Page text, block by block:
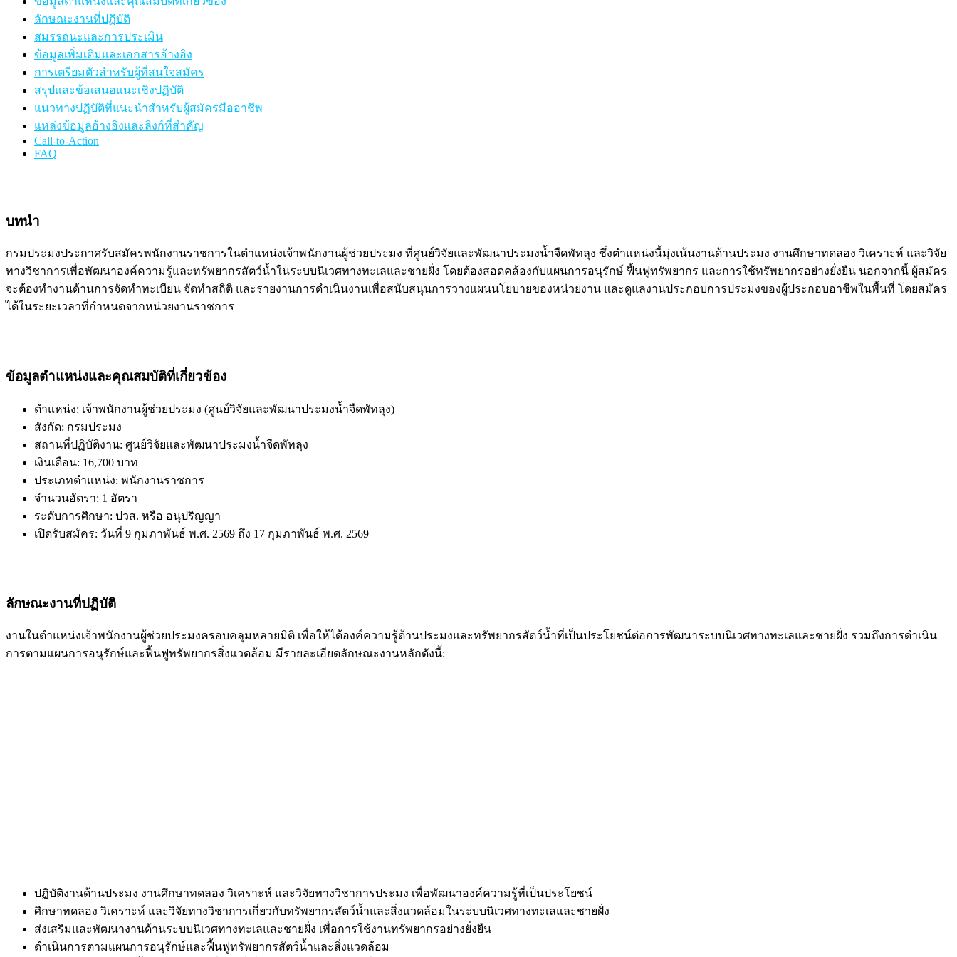
ลักษณะงานที่ปฏิบัติ
สมรรถนะและการประเมิน
ข้อมูลเพิ่มเติมและเอกสารอ้างอิง
การเตรียมตัวสำหรับผู้ที่สนใจสมัคร
สรุปและข้อเสนอแนะเชิงปฏิบัติ
แนวทางปฏิบัติที่แนะนำสำหรับผู้สมัครมืออาชีพ
แหล่งข้อมูลอ้างอิงและลิงก์ที่สำคัญ
Call-to-Action
FAQ
บทนำ
กรมประมงประกาศรับสมัครพนักงานราชการในตำแหน่งเจ้าพนักงานผู้ช่วยประมง ที่ศูนย์วิจัยและพัฒนาประมงน้ำจืดพัทลุง ซึ่งตำแหน่งนี้มุ่งเน้นงานด้านประมง งานศึกษาทดลอง วิเคราะห์ และวิจัย
ทางวิชาการเพื่อพัฒนาองค์ความรู้และทรัพยากรสัตว์น้ำในระบบนิเวศทางทะเลและชายฝั่ง โดยต้องสอดคล้องกับแผนการอนุรักษ์ ฟื้นฟูทรัพยากร และการใช้ทรัพยากรอย่างยั่งยืน นอกจากนี้ ผู้สมัคร
จะต้องทำงานด้านการจัดทำทะเบียน จัดทำสถิติ และรายงานการดำเนินงานเพื่อสนับสนุนการวางแผนนโยบายของหน่วยงาน และดูแลงานประกอบการประมงของผู้ประกอบอาชีพในพื้นที่ โดยสมัคร
ได้ในระยะเวลาที่กำหนดจากหน่วยงานราชการ
ข้อมูลตำแหน่งและคุณสมบัติที่เกี่ยวข้อง
ตำแหน่ง: เจ้าพนักงานผู้ช่วยประมง (ศูนย์วิจัยและพัฒนาประมงน้ำจืดพัทลุง)
สังกัด: กรมประมง
สถานที่ปฏิบัติงาน: ศูนย์วิจัยและพัฒนาประมงน้ำจืดพัทลุง
เงินเดือน: 16,700 บาท
ประเภทตำแหน่ง: พนักงานราชการ
จำนวนอัตรา: 1 อัตรา
ระดับการศึกษา: ปวส. หรือ อนุปริญญา
เปิดรับสมัคร: วันที่ 9 กุมภาพันธ์ พ.ศ. 2569 ถึง 17 กุมภาพันธ์ พ.ศ. 2569
ลักษณะงานที่ปฏิบัติ
งานในตำแหน่งเจ้าพนักงานผู้ช่วยประมงครอบคลุมหลายมิติ เพื่อให้ได้องค์ความรู้ด้านประมงและทรัพยากรสัตว์น้ำที่เป็นประโยชน์ต่อการพัฒนาระบบนิเวศทางทะเลและชายฝั่ง รวมถึงการดำเนิน
การตามแผนการอนุรักษ์และฟื้นฟูทรัพยากรสิ่งแวดล้อม มีรายละเอียดลักษณะงานหลักดังนี้:
ปฏิบัติงานด้านประมง งานศึกษาทดลอง วิเคราะห์ และวิจัยทางวิชาการประมง เพื่อพัฒนาองค์ความรู้ที่เป็นประโยชน์
ศึกษาทดลอง วิเคราะห์ และวิจัยทางวิชาการเกี่ยวกับทรัพยากรสัตว์น้ำและสิ่งแวดล้อมในระบบนิเวศทางทะเลและชายฝั่ง
ส่งเสริมและพัฒนางานด้านระบบนิเวศทางทะเลและชายฝั่ง เพื่อการใช้งานทรัพยากรอย่างยั่งยืน
ดำเนินการตามแผนการอนุรักษ์และฟื้นฟูทรัพยากรสัตว์น้ำและสิ่งแวดล้อม